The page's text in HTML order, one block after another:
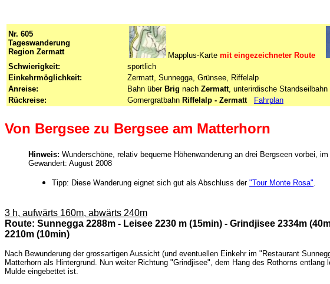
Nr. 605
Tageswanderung
Region Zermatt
Mapplus-Karte mit eingezeichneter Route
Schwierigkeit:
sportlich
Einkehrmöglichkeit:
Zermatt, Sunnegga, Grünsee, Riffelalp
Anreise:
Bahn über Brig nach Zermatt, unterirdische Standseilbahn
Rückreise:
Gornergratbahn Riffelalp - Zermatt Fahrplan
Von Bergsee zu Bergsee am Matterhorn
Hinweis: Wunderschöne, relativ bequeme Höhenwanderung an drei Bergseen vorbei,
Gewandert: August 2008
Tipp: Diese Wanderung eignet sich gut als Abschluss der "Tour Monte Rosa"
3 h, aufwärts 160m, abwärts 240m
Route: Sunnegga 2288m - Leisee 2230 m (15min) - Grindjisee 2334m
2210m (10min)
Nach Bewunderung der grossartigen Aussicht (und eventuellen Einkehr im "Restaurant
Matterhorn als Hintergrund. Nun weiter Richtung "Grindjisee", dem Hang des Rothorns
Mulde eingebettet ist.